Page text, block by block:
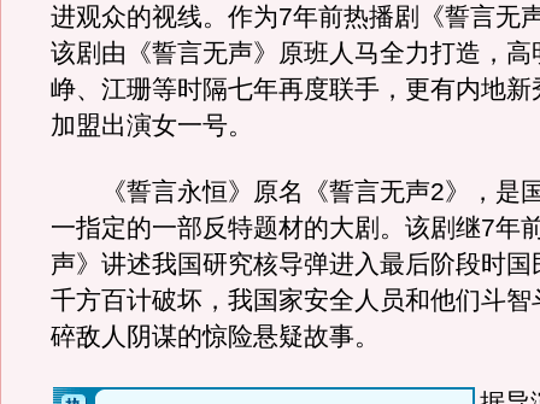
进观众的视线。作为7年前热播剧《誓言无
该剧由《誓言无声》原班人马全力打造，高
峥、江珊等时隔七年再度联手，更有内地新
加盟出演女一号。
《誓言永恒》原名《誓言无声2》，是
一指定的一部反特题材的大剧。该剧继7年
声》讲述我国研究核导弹进入最后阶段时国
千方百计破坏，我国家安全人员和他们斗智
碎敌人阴谋的惊险悬疑故事。